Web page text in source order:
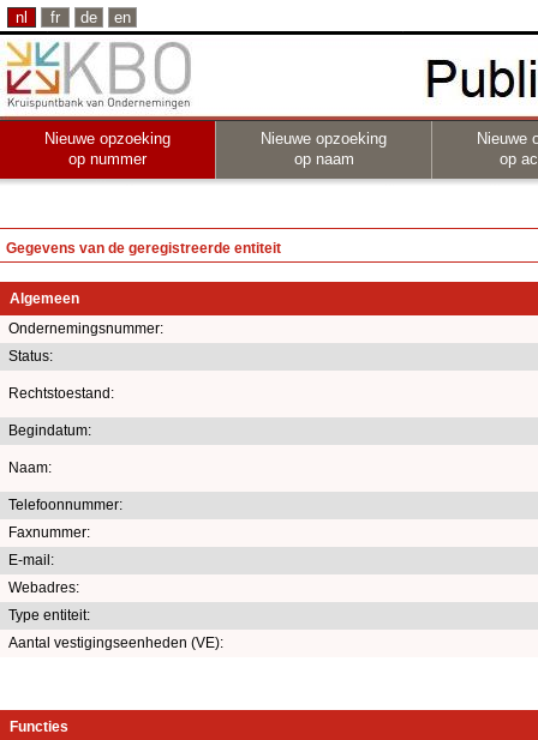
nl fr de en
Nieuwe opzoeking
op nummer
Nieuwe opzoeking
op naam
Nieuwe
op
Gegevens van de geregistreerde entiteit
Algemeen
Ondernemingsnummer:
Status:
Rechtstoestand:
Begindatum:
Naam:
Telefoonnummer:
Faxnummer:
E-mail:
Webadres:
Type entiteit:
Aantal vestigingseenheden (VE):
Functies